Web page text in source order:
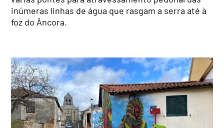
inúmeras linhas de água que rasgam a serra até à
foz do Âncora.